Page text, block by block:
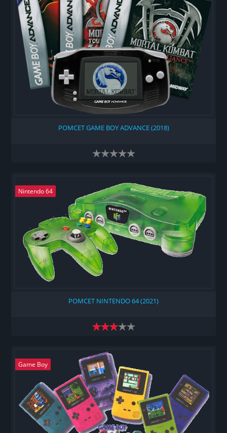
РОМСЕТ GAME BOY ADVANCE (2018)
Nintendo 64
РОМСЕТ NINTENDO 64 (2021)
Game Boy